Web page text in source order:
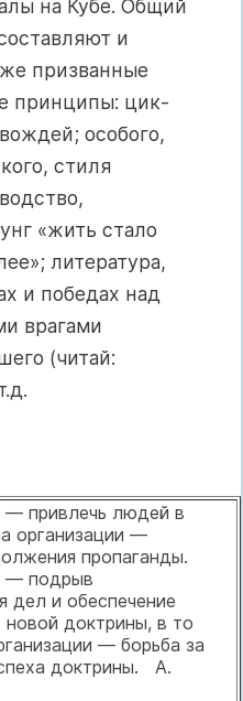
на Кубе. Общий
и
призванные
принципы: цик­
особого,
стиля
«жить стало
литература,
и побе­дах над
врагами
(чи­тай:
— привлечь людей в
организации —
пропаган­ды.
— подрыв
и обеспечение
доктрины, в то
— борьба за
доктрины. А.